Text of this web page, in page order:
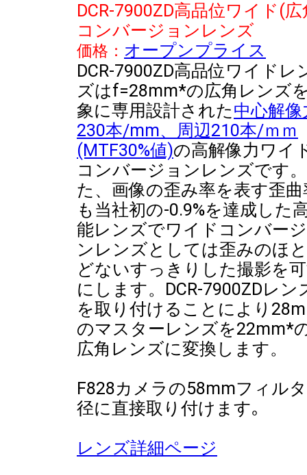
DCR-7900ZD高品位ワイド(広
コンバージョンレンズ
価格： オープンプライス
DCR-7900ZD高品位ワイドレ
ズはf=28mm*の広角レンズ
象に専用設計された中心解像
230本/mm、周辺210本/ｍｍ
(MTF30%値)の高解像力ワイ
コンバージョンレンズです
た、画像の歪み率を表す歪曲
も当社初の-0.9%を達成した
能レンズでワイドコンバー
ンレンズとしては歪みのほ
どないすっきりした撮影を
にします。DCR-7900ZDレン
を取り付けることにより
のマスターレンズを22mm*
広角レンズに変換します。
F828カメラの58mmフィル
径に直接取り付けます｡
レンズ詳細ページ